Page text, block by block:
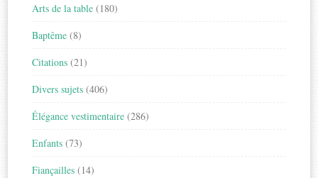
Arts de la table (180)
Baptême (8)
Citations (21)
Divers sujets (406)
Élégance vestimentaire (286)
Enfants (73)
Fiançailles (14)